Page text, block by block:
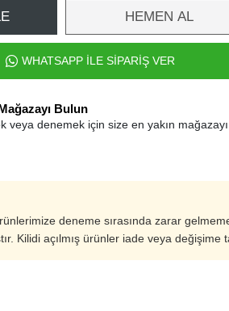
HEMEN AL
WHATSAPP İLE SİPARİŞ VER
Bulun
veya denemek için size en yakın mağazayı
deneme sırasında zarar
Kilidi açılmış ürünler iade veya değişime